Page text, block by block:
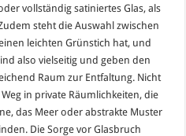
vollständig satiniertes Glas, als
steht die Auswahl zwischen
leichten Grünstich hat, und
also vielseitig und geben den
Raum zur Entfaltung. Nicht
in private Räumlichkeiten, die
das Meer oder abstrakte Muster
Die Sorge vor Glasbruch